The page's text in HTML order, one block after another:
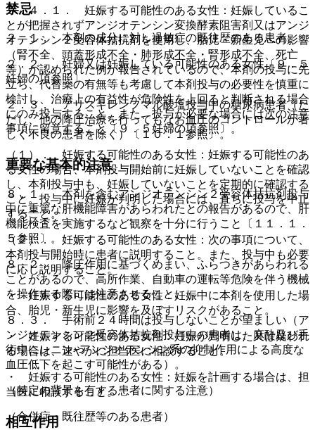
９．４．１． 妊娠する可能性のある女性：妊娠しているこ
とが把握されずアンジオテンシン変換酵素阻害剤又はアンジ
オテンシン２受容体拮抗剤を使用し、胎児・新生児への影響
（腎不全、頭蓋形成不全・肺形成不全・腎形成不全、死亡
等）が認められた例が報告されているので、本剤の投与に先
立ち、代替薬の有無等も考慮して本剤投与の必要性を慎重に
検討し、治療上の有益性が危険性を上回ると判断される場合
にのみ投与すること。また、投与が必要な場合には次の注意
事項に留意すること〔９．５妊婦の項参照〕。
（１）． 妊娠する可能性のある女性：妊娠する可能性のあ
る女性の場合、本剤投与開始前に妊娠していないことを確認
し、本剤投与中も、妊娠していないことを定期的に確認する
こと。投与中に妊娠が判明した場合には、直ちに投与を中止
すること。
（２）． 妊娠する可能性のある女性：次の事項について、
本剤投与開始時に患者に説明すること。また、投与中も必要
に応じ説明すること。
・ 妊娠する可能性のある女性：妊娠中に本剤を使用した場
合、胎児・新生児に影響を及ぼすリスクがあること。
・ 妊娠する可能性のある女性：妊娠が判明した又は疑われ
る場合は、速やかに担当医に相談すること。
・ 妊娠する可能性のある女性：妊娠を計画する場合は、担
当医に相談すること。
相互作用
禁忌
２．１． 本剤の成分に対し過敏症の既往歴のある患者。
２．２． 妊婦又は妊娠している可能性のある女性〔９．５
妊婦の項参照〕。
２．３． アリスキレンフマル酸塩投与中の糖尿病患者（た
だし、他の降圧治療を行ってもなお血圧のコントロールが著
しく不良の患者を除く）〔１０．１参照〕。
重要な基本的注意
８．１． 本剤を含むアンジオテンシン２受容体拮抗剤投与
中に重篤な肝機能障害があらわれたとの報告があるので、肝
機能検査を実施するなど観察を十分に行うこと〔１１．１．
５参照〕。
８．２． 降圧作用に基づくめまい、ふらつきがあらわれる
ことがあるので、高所作業、自動車の運転等危険を伴う機械
を操作する際には注意させること。
８．３． 手術前２４時間は投与しないことが望ましい（ア
ンジオテンシン２受容体拮抗剤投与中の患者は、麻酔及び手
術中にレニン−アンジオテンシン系の抑制作用による高度な
血圧低下を起こす可能性がある）。
（特定の背景を有する患者に関する注意）
（合併症・既往歴等のある患者）